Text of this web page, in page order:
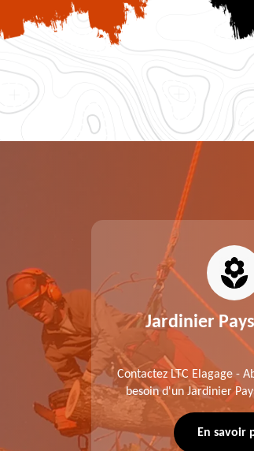
fait
jardinier
.
des
Jardinier
Contactez LTC Elagage - Abattage si
besoin d'un Jardinier
Somme. Chaque
selon les normes en
extérieur exceptionnel
En savoir